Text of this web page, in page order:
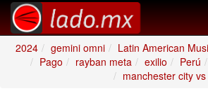
2024
gemini omni Latin American
Pago
rayban meta exilio Perú
manchester city vs